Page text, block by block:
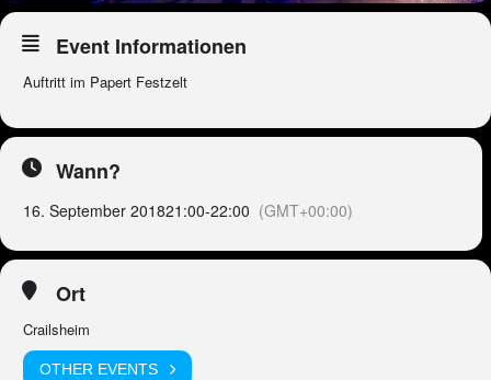
Event Informationen
Auftritt im Papert Festzelt
Wann?
16. September 201821:00-22:00 (GMT+00:00)
Ort
Crailsheim
OTHER EVENTS